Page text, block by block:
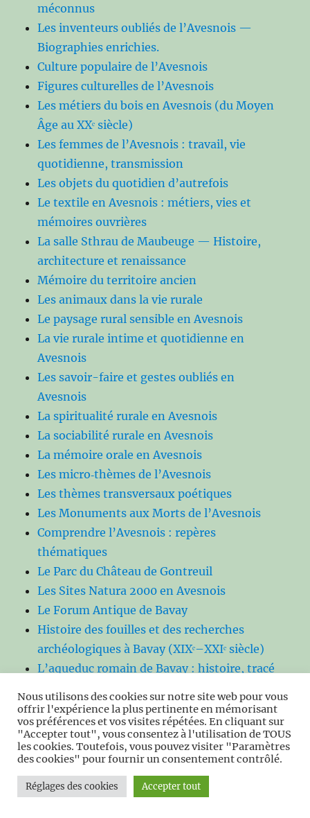
méconnus
Les inventeurs oubliés de l’Avesnois —
Biographies enrichies.
Culture populaire de l’Avesnois
Figures culturelles de l’Avesnois
Les métiers du bois en Avesnois (du Moyen
Âge au XXᵉ siècle)
Les femmes de l’Avesnois : travail, vie
quotidienne, transmission
Les objets du quotidien d’autrefois
Le textile en Avesnois : métiers, vies et
mémoires ouvrières
La salle Sthrau de Maubeuge — Histoire,
architecture et renaissance
Mémoire du territoire ancien
Les animaux dans la vie rurale
Le paysage rural sensible en Avesnois
La vie rurale intime et quotidienne en
Avesnois
Les savoir-faire et gestes oubliés en
Avesnois
La spiritualité rurale en Avesnois
La sociabilité rurale en Avesnois
La mémoire orale en Avesnois
Les micro‑thèmes de l’Avesnois
Les thèmes transversaux poétiques
Les Monuments aux Morts de l’Avesnois
Comprendre l’Avesnois : repères
thématiques
Le Parc du Château de Gontreuil
Les Sites Natura 2000 en Avesnois
Le Forum Antique de Bavay
Histoire des fouilles et des recherches
archéologiques à Bavay (XIXᵉ–XXIᵉ siècle)
L’aqueduc romain de Bavay : histoire, tracé
L’Avesnois face à la guerre de 1870 :
occupation et destins brisés
1914‑1918 dans un Avesnois meurtri
Oui… c’était ça Vallourec
La verrerie du Sambreton à Landrecies :
Nous utilisons des cookies sur notre site web pour vous
offrir l'expérience la plus pertinente en mémorisant
vos préférences et vos visites répétées. En cliquant sur
"Accepter tout", vous consentez à l'utilisation de TOUS
les cookies. Toutefois, vous pouvez visiter "Paramètres
des cookies" pour fournir un consentement contrôlé.
Réglages des cookies Accepter tout